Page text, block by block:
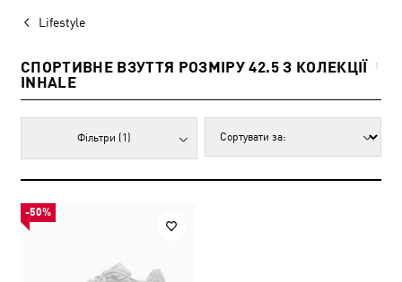
Lifestyle
СПОРТИВНЕ ВЗУТТЯ РОЗМІРУ 42.5 З КОЛЕКЦІЇ
INHALE
1
Фільтри (1)
-50%